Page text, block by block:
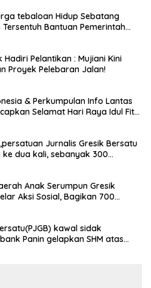
tebaloan Hidup Sebatang
Bantuan Pemerintah
Pelantikan : Mujiani Kini
Proyek Pelebaran Jalan!
& Perkumpulan Info Lantas
Selamat Hari Raya Idul Fitri
Jurnalis Gresik Bersatu
ke dua kali, sebanyak 300
Anak Serumpun Gresik
Aksi Sosial, Bagikan 700
kawal sidak
Panin gelapkan SHM atas